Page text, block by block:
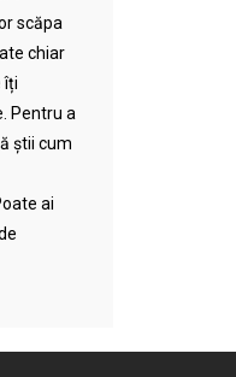
scăpa
chiar
îți
Pentru a
știi cum
ai